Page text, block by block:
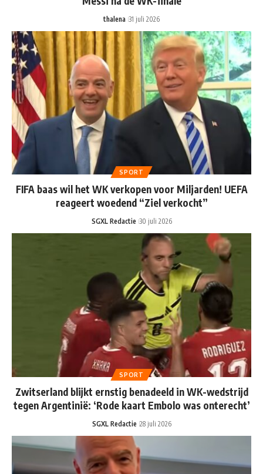
thalena 31 juli 2026
SPORT
FIFA baas wil het WK verkopen voor Miljarden! UEFA
reageert woedend “Ziel verkocht”
SGXL Redactie 30 juli 2026
SPORT
Zwitserland blijkt ernstig benadeeld in WK-wedstrijd
tegen Argentinië: ‘Rode kaart Embolo was onterecht’
SGXL Redactie 28 juli 2026